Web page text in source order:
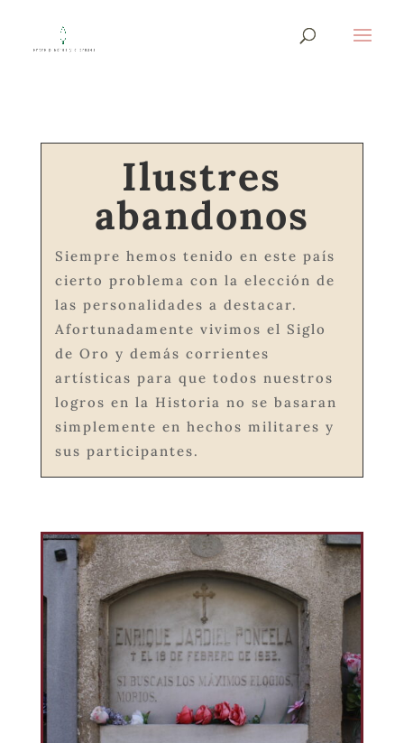
Ilustres
abandonos
Siempre hemos tenido en este país
cierto problema con la elección de
las personalidades a destacar.
Afortunadamente vivimos el Siglo
de Oro y demás corrientes
artísticas para que todos nuestros
logros en la Historia no se basaran
simplemente en hechos militares y
sus participantes.